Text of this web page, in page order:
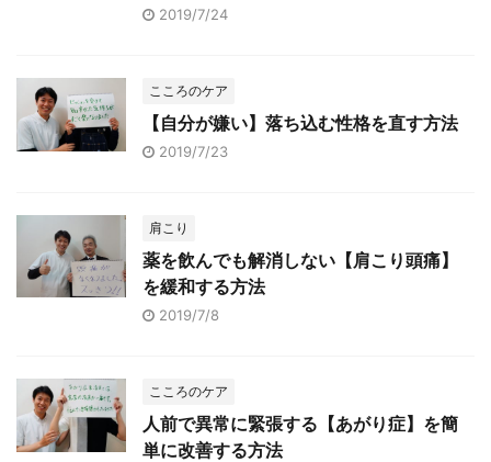
2019/7/24
こころのケア
【自分が嫌い】落ち込む性格を直す方法
2019/7/23
肩こり
薬を飲んでも解消しない【肩こり頭痛】
を緩和する方法
2019/7/8
こころのケア
人前で異常に緊張する【あがり症】を簡
単に改善する方法